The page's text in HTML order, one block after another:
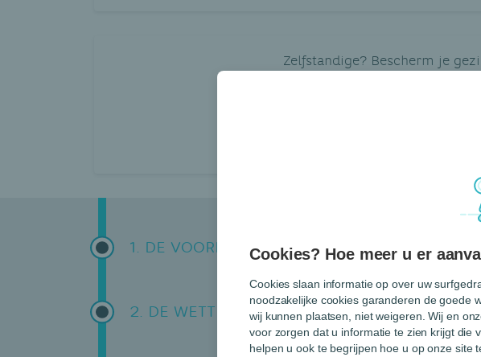
Zelfstandige? Bescherm je
1. DE VOORBEREIDING
2. DE WETTELIJKE EN ADMINISTRATIEVE
Cookies? Hoe meer u er
Cookies slaan informatie op over uw
noodzakelijke cookies garanderen de goede
wij kunnen plaatsen, niet weigeren. Wij en
voor zorgen dat u informatie te zien krijgt die
helpen u ook te begrijpen hoe u op onze site